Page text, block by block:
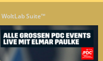
WoltLab Suite™